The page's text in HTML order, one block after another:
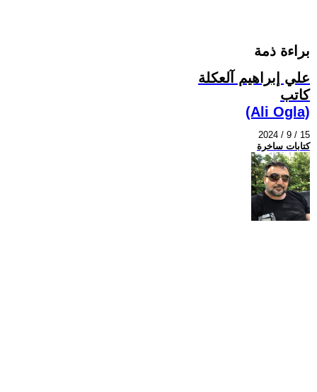
براءة ذمة
علي إبراهيم آلعكلة
كاتب
(Ali Ogla)
2024 / 9 / 15
كتابات ساخرة